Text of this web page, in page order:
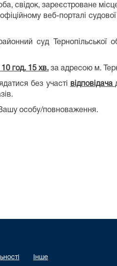
свідок, зареєстроване
веб-порталі
суд Тернопільської
год. 15 хв. за адресою м.
без участі відповідача
Вашу особу/повноваження.
Інше